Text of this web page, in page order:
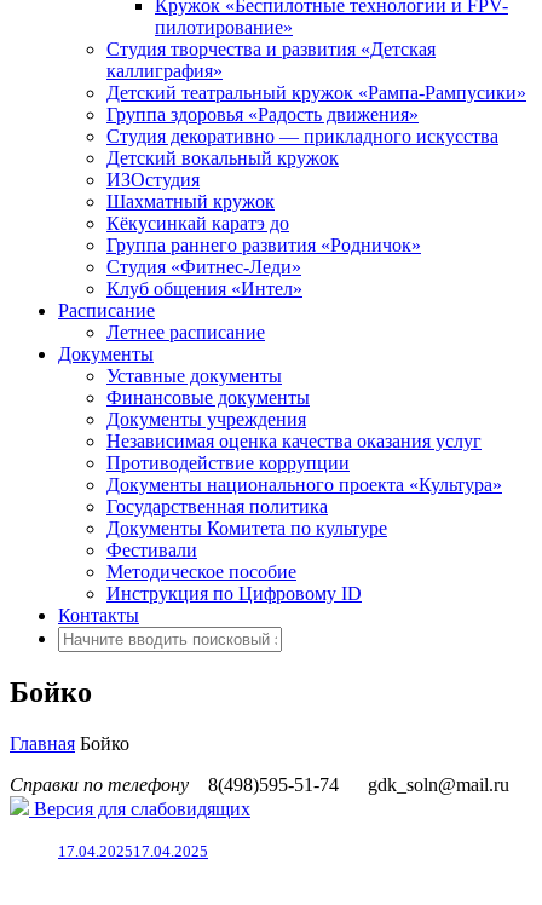
Кружок «Беспилотные технологии и FPV-
пилотирование»
Студия творчества и развития «Детская
каллиграфия»
Детский театральный кружок «Рампа-Рампусики»
Группа здоровья «Радость движения»
Студия декоративно — прикладного искусства
Детский вокальный кружок
ИЗОстудия
Шахматный кружок
Кёкусинкай каратэ до
Группа раннего развития «Родничок»
Cтудия «Фитнес-Леди»
Клуб общения «Интел»
Расписание
Летнее расписание
Документы
Уставные документы
Финансовые документы
Документы учреждения
Независимая оценка качества оказания услуг
Противодействие коррупции
Документы национального проекта «Культура»
Государственная политика
Документы Комитета по культуре
Фестивали
Методическое пособие
Инструкция по Цифровому ID
Контакты
Бойко
Главная Бойко
Справки по телефону
8(498)595-51-74
gdk_soln@mail.ru
Версия для слабовидящих
17.04.202517.04.2025